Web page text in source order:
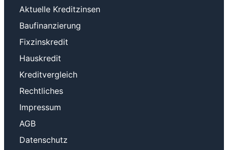
Aktuelle Kreditzinsen
Baufinanzierung
Fixzinskredit
Hauskredit
Kreditvergleich
Rechtliches
Impressum
AGB
Datenschutz